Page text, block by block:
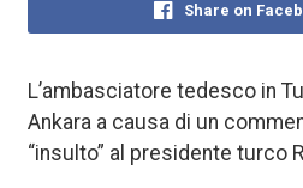
Share on
L’ambasciatore tedesco in
Ankara a causa di un
“insulto” al presidente turco